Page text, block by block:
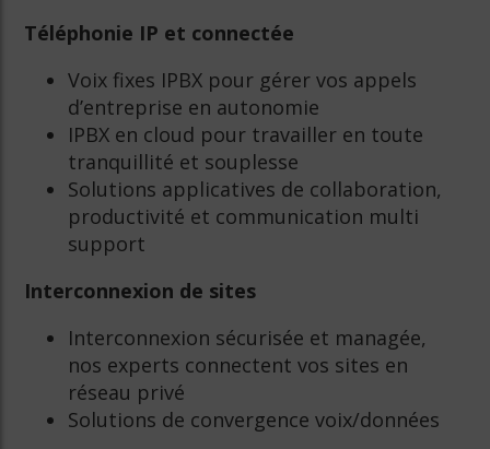
Téléphonie IP et connectée
Voix fixes IPBX pour gérer vos appels
d’entreprise en autonomie
IPBX en cloud pour travailler en toute
tranquillité et souplesse
Solutions applicatives de collaboration,
productivité et communication multi
support
Interconnexion de sites
Interconnexion sécurisée et managée,
nos experts connectent vos sites en
réseau privé
Solutions de convergence voix/données